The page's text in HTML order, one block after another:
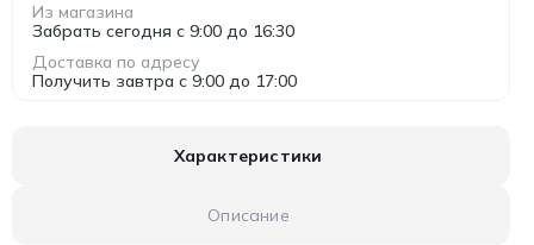
Из магазина
Забрать сегодня с 9:00 до 16:30
Доставка по адресу
Получить завтра с 9:00 до 17:00
Характеристики
Описание